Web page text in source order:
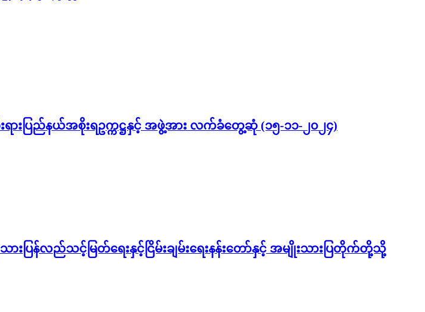
ရားပြည်နယ်အစိုးရဥက္ကဋ္ဌနှင့် အဖွဲ့အား လက်ခံတွေ့ဆုံ (၁၅-၁၁-၂၀၂၄)
ပြန်လည်သင့်မြတ်ရေးနှင့်ငြိမ်းချမ်းရေးနန်းတော်နှင့် အမျိုးသားပြတိုက်တို့သို့